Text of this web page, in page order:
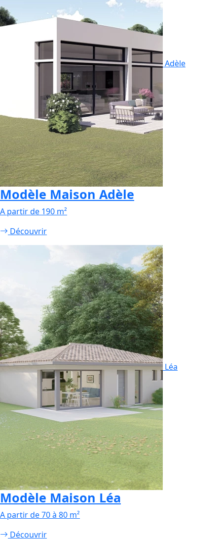
Adèle
Modèle Maison Adèle
A partir de 190 m²
Découvrir
Léa
Modèle Maison Léa
A partir de 70 à 80 m²
Découvrir